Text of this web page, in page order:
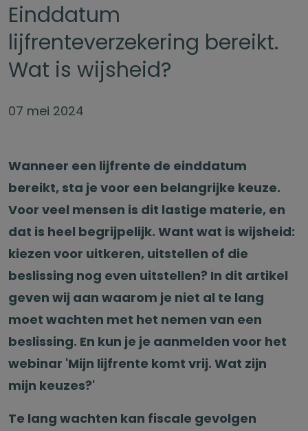
Einddatum
lijfrenteverzekering bereikt.
Wat is wijsheid?
07 mei 2024
Wanneer een lijfrente de einddatum
bereikt, sta je voor een belangrijke keuze.
Voor veel mensen is dit lastige materie, en
dat is heel begrijpelijk. Want wat is wijsheid:
kiezen voor uitkeren, uitstellen of die
beslissing nog even uitstellen? In dit artikel
geven wij aan waarom je niet al te lang
moet wachten met het nemen van een
beslissing. En kun je je aanmelden voor het
webinar 'Mijn lijfrente komt vrij. Wat zijn
mijn keuzes?'
Te lang wachten kan fiscale gevolgen